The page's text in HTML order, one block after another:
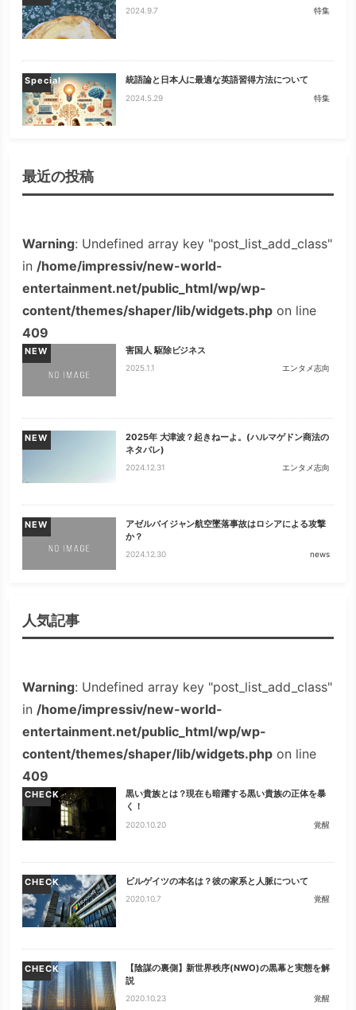
2024.9.7 特集
Special 統語論と日本人に最適な英語習得方法について
2024.5.29 特集
最近の投稿
Warning: Undefined array key "post_list_add_class"
in /home/impressiv/new-world-
entertainment.net/public_html/wp/wp-
content/themes/shaper/lib/widgets.php on line
409
NEW 害国人 駆除ビジネス
2025.1.1 エンタメ志向
NEW
2025年 大津波？起きねーよ。(ハルマゲドン商法の
ネタバレ)
2024.12.31 エンタメ志向
NEW
アゼルバイジャン航空墜落事故はロシアによる攻撃
か？
2024.12.30 news
人気記事
Warning: Undefined array key "post_list_add_class"
in /home/impressiv/new-world-
entertainment.net/public_html/wp/wp-
content/themes/shaper/lib/widgets.php on line
409
CHECK
黒い貴族とは？現在も暗躍する黒い貴族の正体を暴
く！
2020.10.20 覚醒
CHECK ビルゲイツの本名は？彼の家系と人脈について
2020.10.7 覚醒
CHECK
【陰謀の裏側】新世界秩序(NWO)の黒幕と実態を解
説
2020.10.23 覚醒